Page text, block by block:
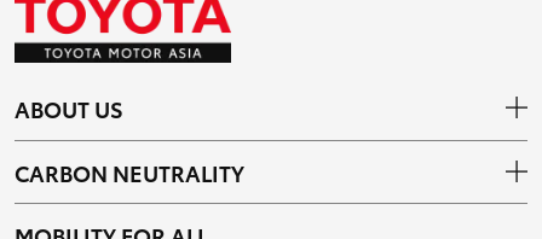
ABOUT US
CARBON NEUTRALITY